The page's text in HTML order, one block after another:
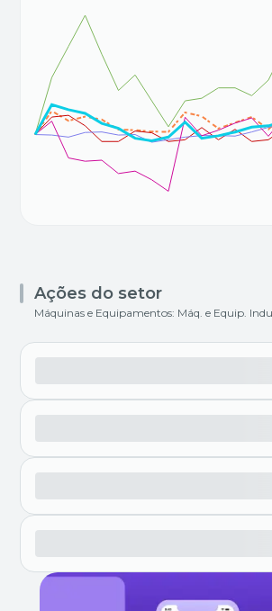
Ações do setor
Máquinas e Equipamentos: Máq. e Equip.